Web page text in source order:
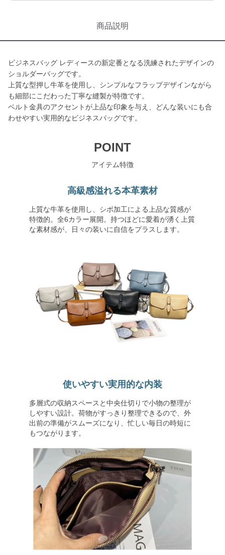
商品説明
ビジネスバッグ レディースの新定番となる洗練されたデザインの
ショルダーバッグです。
上質な型押し牛革を使用し、シンプルなフラップデザインながら
も細部にこだわった丁寧な縫製が特徴です。
ベルト金具のアクセントが上品な印象を与え、どんな装いにも合
わせやすい実用的なビジネスバッグです。
POINT
アイテム特徴
高級感溢れる本革素材
上質な牛革を使用し、シボ加工による上品な質感が
特徴的。全6カラー展開。持つほどに愛着が湧く上質
な素材感が、日々の装いに自信をプラスします。
使いやすい実用的な内装
多層式の収納スペースと中央仕切りで小物の整理が
しやすい設計。荷物がすっきり整理できるので、外
出前の準備がスムーズになり、忙しい毎日の時短に
もつながります。